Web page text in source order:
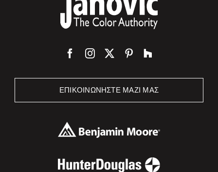
ΕΠΙΚΟΙΝΩΝΉΣΤΕ ΜΑΖΊ ΜΑΣ